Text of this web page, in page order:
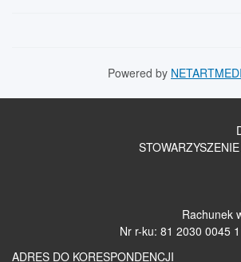
Powered by
Rachunek
Nr r-ku: 81 2030 0045
ADRES DO KORESPONDENCJI